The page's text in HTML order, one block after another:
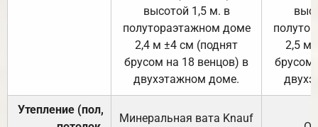
высотой 1,5 м. в
полутораэтажном доме
2,4 м ±4 см (поднят
брусом на 18 венцов) в
двухэтажном доме.
2,5 м
брусом
Утепление (пол,
Минеральная вата Knauf